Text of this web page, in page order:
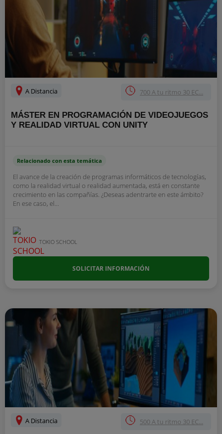
A Distancia 700 A tu ritmo 30 EC...
MÁSTER EN PROGRAMACIÓN DE VIDEOJUEGOS
Y REALIDAD VIRTUAL CON UNITY
Relacionado con esta temática
El avance de la creación de programas informáticos de tecnologías,
como la realidad virtual o realidad aumentada, está en constante
crecimiento en las compañías. ¿Deseas adentrarte en este ámbito?
En ese caso, el...
TOKIO SCHOOL
SOLICITAR INFORMACIÓN
A Distancia 500 A tu ritmo 30 EC...